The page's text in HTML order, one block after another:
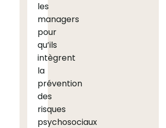
les
managers
pour
qu’ils
intègrent
la
prévention
des
risques
psychosociaux